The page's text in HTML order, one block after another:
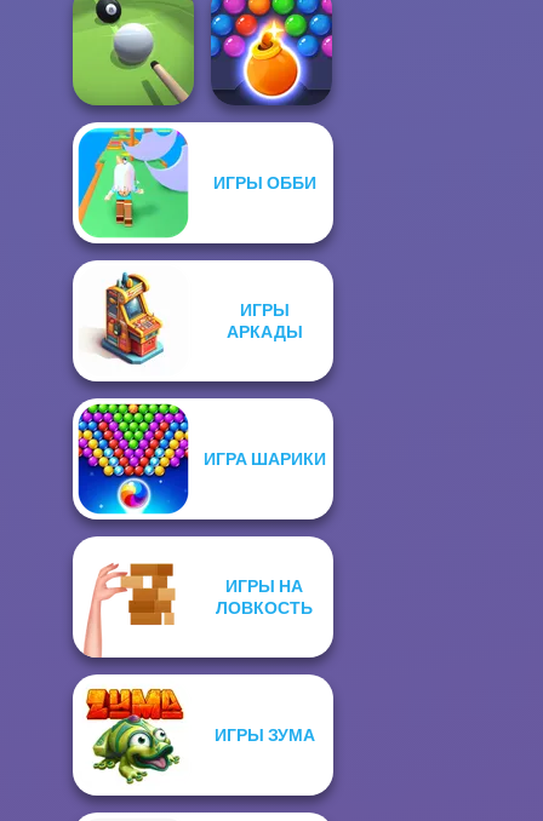
MX Offroad
Master
3D Moto
Simulator 2
Pool Master 3D
Bubble Shooter
ИГРЫ ОББИ
ИГРЫ
АРКАДЫ
ИГРА ШАРИКИ
ИГРЫ НА
ЛОВКОСТЬ
ИГРЫ ЗУМА